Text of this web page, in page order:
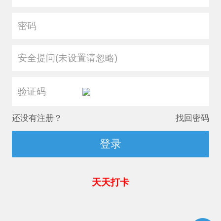
安全提问(未设置请忽略)
还没有注册？ 找回密码
登录
天天打卡